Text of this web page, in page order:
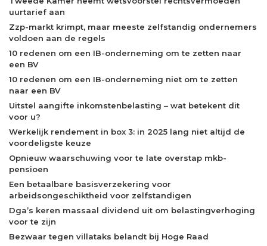
uurtarief aan
Zzp-markt krimpt, maar meeste zelfstandig ondernemers
voldoen aan de regels
10 redenen om een IB-onderneming om te zetten naar
een BV
10 redenen om een IB-onderneming niet om te zetten
naar een BV
Uitstel aangifte inkomstenbelasting – wat betekent dit
voor u?
Werkelijk rendement in box 3: in 2025 lang niet altijd de
voordeligste keuze
Opnieuw waarschuwing voor te late overstap mkb-
pensioen
Een betaalbare basisverzekering voor
arbeidsongeschiktheid voor zelfstandigen
Dga’s keren massaal dividend uit om belastingverhoging
voor te zijn
Bezwaar tegen villataks belandt bij Hoge Raad